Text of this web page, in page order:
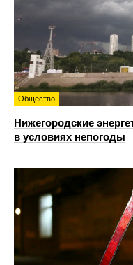
Общество
Нижегородские
в условиях непогоды